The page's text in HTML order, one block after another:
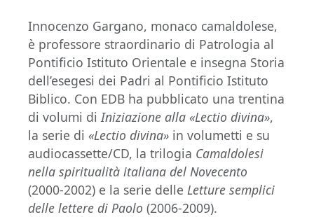
Innocenzo Gargano, monaco camaldolese,
è professore straordinario di Patrologia al
Pontificio Istituto Orientale e insegna Storia
dell’esegesi dei Padri al Pontificio Istituto
Biblico. Con EDB ha pubblicato una trentina
di volumi di Iniziazione alla «Lectio divina»,
la serie di «Lectio divina» in volumetti e su
audiocassette/CD, la trilogia Camaldolesi
nella spiritualità italiana del Novecento
(2000-2002) e la serie delle Letture semplici
delle lettere di Paolo (2006-2009).